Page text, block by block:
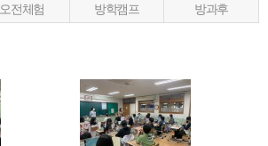
오전체험 방학캠프 방과후